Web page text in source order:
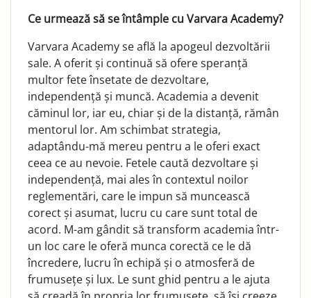
Ce urmează să se întâmple cu Varvara Academy?
Varvara Academy se află la apogeul dezvoltării
sale. A oferit și continuă să ofere speranță
multor fete însetate de dezvol­tare,
independență și muncă. Academia a devenit
căminul lor, iar eu, chiar și de la distanță, rămân
mentorul lor. Am schimbat strategia,
adaptându-mă mereu pentru a le oferi exact
ceea ce au nevoie. Fetele caută dezvoltare și
inde­pendență, mai ales în contextul noilor
reglementări, care le impun să muncească
corect și asumat, lucru cu care sunt total de
acord. M-am gândit să transform academia într-
un loc care le oferă munca corectă ce le dă
încredere, lucru în echipă și o atmosferă de
frumusețe și lux. Le sunt ghid pen­tru a le ajuta